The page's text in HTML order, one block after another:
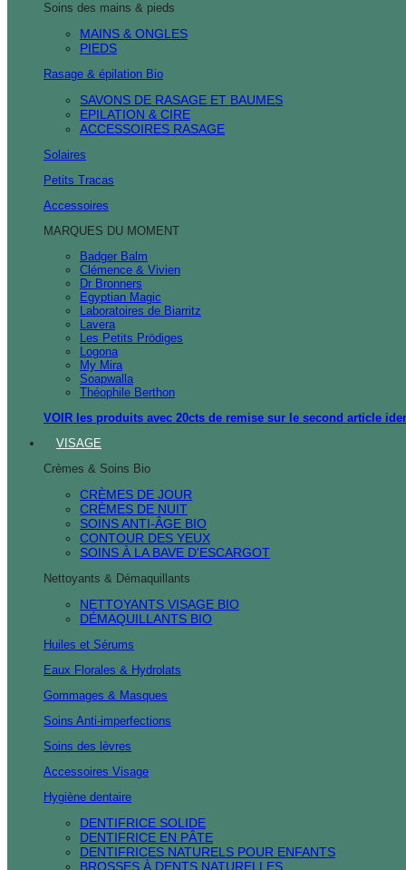
Soins des mains & pieds
MAINS & ONGLES
PIEDS
Rasage & épilation Bio
SAVONS DE RASAGE ET BAUMES
EPILATION & CIRE
ACCESSOIRES RASAGE
Solaires
Petits Tracas
Accessoires
MARQUES DU MOMENT
Badger Balm
Clémence & Vivien
Dr Bronners
Egyptian Magic
Laboratoires de Biarritz
Lavera
Les Petits Prödiges
Logona
My Mira
Soapwalla
Théophile Berthon
VOIR les produits avec 20cts de remise sur le second article
VISAGE
Crèmes & Soins Bio
CRÈMES DE JOUR
CRÈMES DE NUIT
SOINS ANTI-ÂGE BIO
CONTOUR DES YEUX
SOINS À LA BAVE D'ESCARGOT
Nettoyants & Démaquillants
NETTOYANTS VISAGE BIO
DÉMAQUILLANTS BIO
Huiles et Sérums
Eaux Florales & Hydrolats
Gommages & Masques
Soins Anti-imperfections
Soins des lèvres
Accessoires Visage
Hygiène dentaire
DENTIFRICE SOLIDE
DENTIFRICE EN PÂTE
DENTIFRICES NATURELS POUR ENFANTS
BROSSES À DENTS NATURELLES